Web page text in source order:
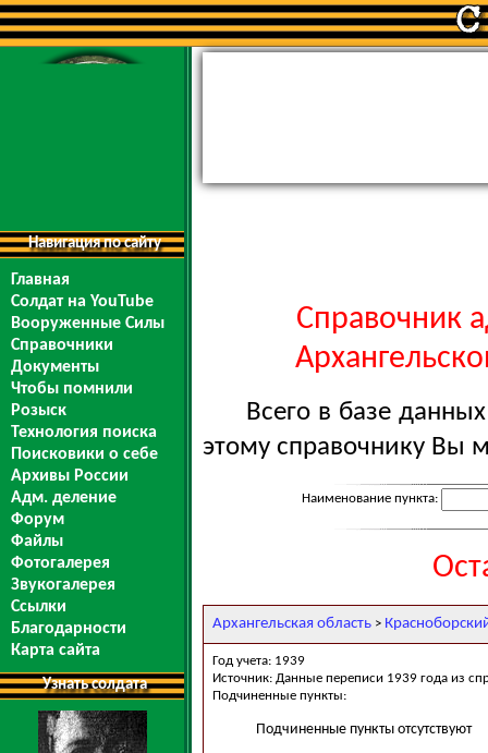
Навигация по сайту
Главная
Солдат на YouTube
Вооруженные Силы
Справочники
Документы
Чтобы помнили
Розыск
Технология поиска
Поисковики о себе
Архивы России
Адм. деление
Форум
Файлы
Фотогалерея
Звукогалерея
Ссылки
Благодарности
Карта сайта
Узнать солдата
Справочник
Всего в базе
этому справочнику Вы
Наименование пункта:
Архангельская область >
Год учета: 1939
Источник: Данные переписи 1939 года из
Подчиненные пункты:
Подчиненные пункты отсутствуют